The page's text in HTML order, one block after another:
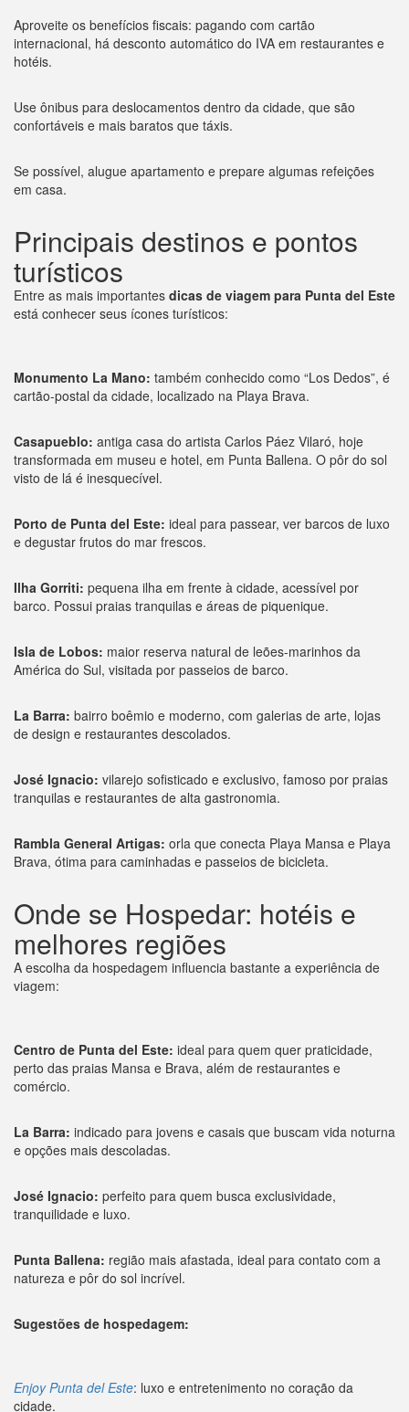
Aproveite os benefícios fiscais: pagando com cartão
internacional, há desconto automático do IVA em restaurantes e
hotéis.
Use ônibus para deslocamentos dentro da cidade, que são
confortáveis e mais baratos que táxis.
Se possível, alugue apartamento e prepare algumas refeições
em casa.
Principais destinos e pontos
turísticos
Entre as mais importantes dicas de viagem para Punta del Este
está conhecer seus ícones turísticos:
Monumento La Mano: também conhecido como “Los Dedos”, é
cartão-postal da cidade, localizado na Playa Brava.
Casapueblo: antiga casa do artista Carlos Páez Vilaró, hoje
transformada em museu e hotel, em Punta Ballena. O pôr do sol
visto de lá é inesquecível.
Porto de Punta del Este: ideal para passear, ver barcos de luxo
e degustar frutos do mar frescos.
Ilha Gorriti: pequena ilha em frente à cidade, acessível por
barco. Possui praias tranquilas e áreas de piquenique.
Isla de Lobos: maior reserva natural de leões-marinhos da
América do Sul, visitada por passeios de barco.
La Barra: bairro boêmio e moderno, com galerias de arte, lojas
de design e restaurantes descolados.
José Ignacio: vilarejo sofisticado e exclusivo, famoso por praias
tranquilas e restaurantes de alta gastronomia.
Rambla General Artigas: orla que conecta Playa Mansa e Playa
Brava, ótima para caminhadas e passeios de bicicleta.
Onde se Hospedar: hotéis e
melhores regiões
A escolha da hospedagem influencia bastante a experiência de
viagem:
Centro de Punta del Este: ideal para quem quer praticidade,
perto das praias Mansa e Brava, além de restaurantes e
comércio.
La Barra: indicado para jovens e casais que buscam vida noturna
e opções mais descoladas.
José Ignacio: perfeito para quem busca exclusividade,
tranquilidade e luxo.
Punta Ballena: região mais afastada, ideal para contato com a
natureza e pôr do sol incrível.
Sugestões de hospedagem:
Enjoy Punta del Este: luxo e entretenimento no coração da
cidade.